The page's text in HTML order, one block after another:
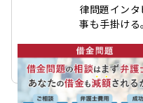
律問題イン
事も手掛ける
詳しいプロ